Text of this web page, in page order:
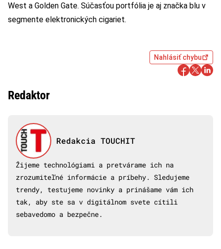
West a Golden Gate. Súčasťou portfólia je aj značka blu v
segmente elektronických cigariet.
Nahlásiť chybu
Redaktor
Redakcia TOUCHIT
Žijeme technológiami a pretvárame ich na
zrozumiteľné informácie a príbehy. Sledujeme
trendy, testujeme novinky a prinášame vám ich
tak, aby ste sa v digitálnom svete cítili
sebavedomo a bezpečne.